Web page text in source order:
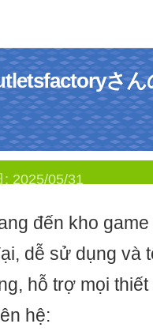
さ
: 2025/05/31
đến kho
dễ sử dụng và
hỗ trợ mọi thiết
hệ: